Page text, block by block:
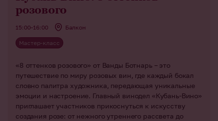
розового
15:00–16:00 Балкон
Мастер-класс
«8 оттенков розового» от Ванды Ботнарь – это
путешествие по миру розовых вин, где каждый бокал
словно палитра художника, передающая уникальные
эмоции и настроение. Главный винодел «Кубань-Вино»
приглашает участников прикоснуться к искусству
создания розе: от нежного утреннего рассвета до